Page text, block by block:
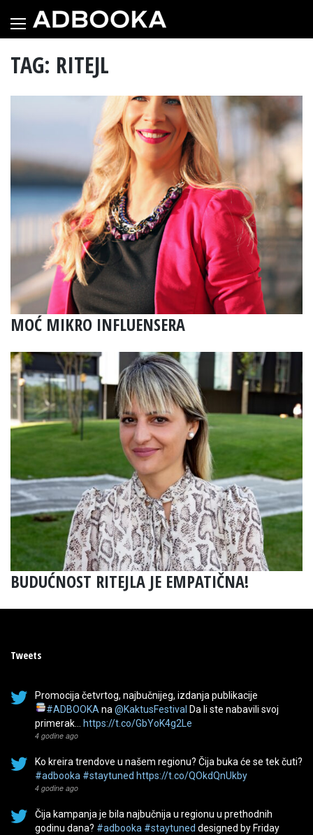
content
TAG: RITEJL
MOĆ MIKRO INFLUENSERA
BUDUĆNOST RITEJLA JE EMPATIČNA!
Tweets
Promocija četvrtog, najbučnijeg, izdanja publikacije
#ADBOOKA na @KaktusFestival Da li ste nabavili svoj
primerak… https://t.co/GbYoK4g2Le
4 godine ago
Ko kreira trendove u našem regionu? Čija buka će se tek čuti?
#adbooka #staytuned https://t.co/QOkdQnUkby
4 godine ago
Čija kampanja je bila najbučnija u regionu u prethodnih
godinu dana? #adbooka #staytuned designed by Friday